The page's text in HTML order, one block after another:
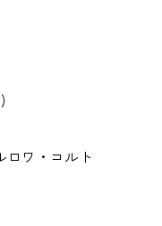
ロワ・コルト